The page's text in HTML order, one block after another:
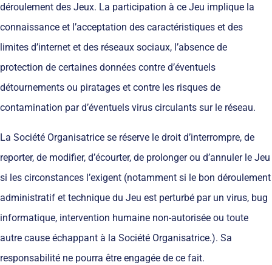
déroulement des Jeux. La participation à ce Jeu implique la
connaissance et l’acceptation des caractéristiques et des
limites d’internet et des réseaux sociaux, l’absence de
protection de certaines données contre d’éventuels
détournements ou piratages et contre les risques de
contamination par d’éventuels virus circulants sur le réseau.
La Société Organisatrice se réserve le droit d’interrompre, de
reporter, de modifier, d’écourter, de prolonger ou d’annuler le Jeu
si les circonstances l’exigent (notamment si le bon déroulement
administratif et technique du Jeu est perturbé par un virus, bug
informatique, intervention humaine non-autorisée ou toute
autre cause échappant à la Société Organisatrice.). Sa
responsabilité ne pourra être engagée de ce fait.